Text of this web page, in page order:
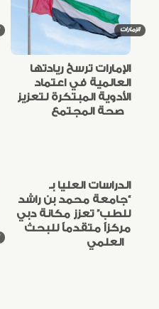
الإمارات
الإمارات ترسخ ريادتها
العالمية في اعتماد
الأدوية المبتكرة لتعزيز
صحة المجتمع
الدراسات العليا بـ
“جامعة محمد بن راشد
للطب” تعزز مكانة دبي
مركزاً متقدماً للبحث
العلمي